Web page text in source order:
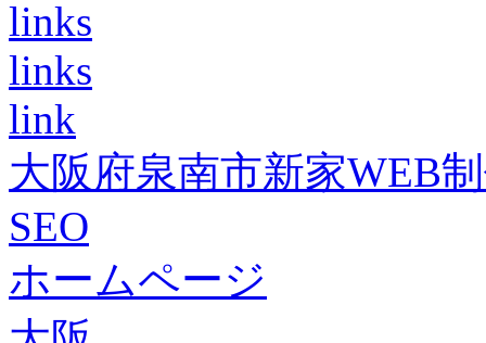
links
links
link
大阪府泉南市新家WEB
SEO
ホームページ